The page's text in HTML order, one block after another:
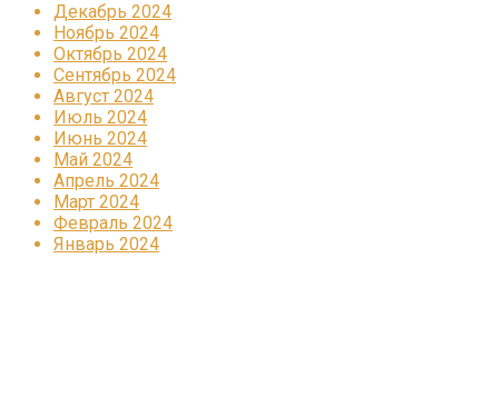
Декабрь 2024
Ноябрь 2024
Октябрь 2024
Сентябрь 2024
Август 2024
Июль 2024
Июнь 2024
Май 2024
Апрель 2024
Март 2024
Февраль 2024
Январь 2024